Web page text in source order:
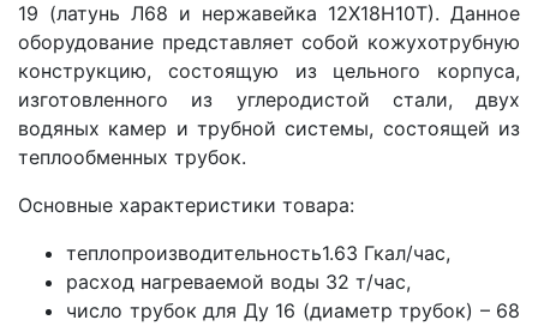
19 (латунь Л68 и нержавейка 12Х18Н10Т). Данное
оборудование представляет собой кожухотрубную
конструкцию, состоящую из цельного корпуса,
изготовленного из углеродистой стали, двух
водяных камер и трубной системы, состоящей из
теплообменных трубок.
Основные характеристики товара:
теплопроизводительность1.63 Гкал/час,
расход нагреваемой воды 32 т/час,
число трубок для Ду 16 (диаметр трубок) – 68